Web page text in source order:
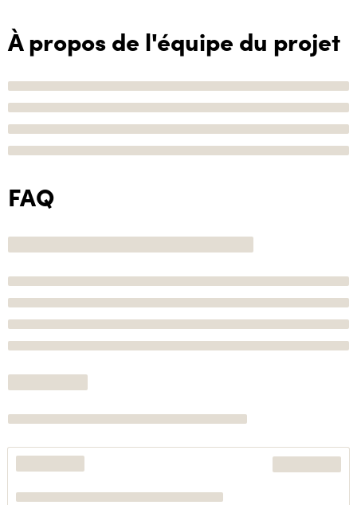
À propos de l'équipe du projet
FAQ